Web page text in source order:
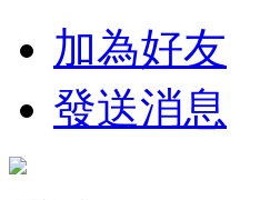
加為好友
發送消息